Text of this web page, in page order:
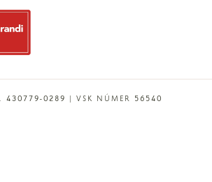
430779-0289 | VSK NÚMER 56540